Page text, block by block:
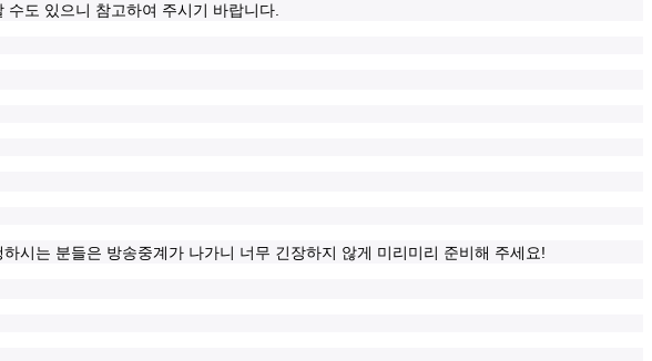
수도 있으니 참고하여 주시기 바랍니다.
하시는 분들은 방송중계가 나가니 너무 긴장하지 않게 미리미리 준비해 주세요!